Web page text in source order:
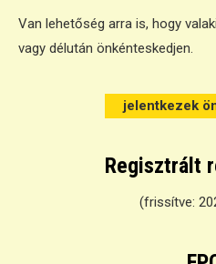
Van lehetőség arra is, hogy
vagy délután önkénteskedjen.
jelentkezekjelentkezek
Regisztrált
(frissítve: